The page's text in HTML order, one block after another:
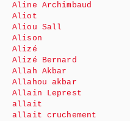
Aline Archimbaud
Aliot
Aliou Sall
Alison
Alizé
Alizé Bernard
Allah Akbar
Allahou akbar
Allain Leprest
allait
allait cruchement